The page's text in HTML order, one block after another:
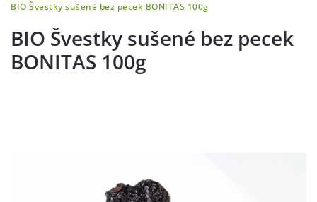
BIO Švestky sušené bez pecek BONITAS 100g
BIO Švestky sušené bez pecek
BONITAS 100g